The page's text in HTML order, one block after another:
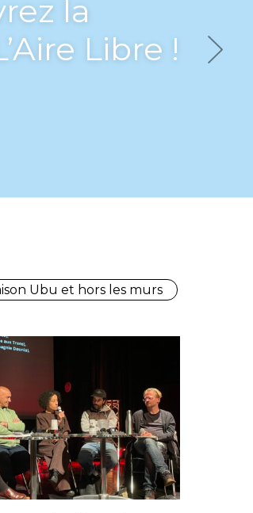
en
Next
Ubu et hors les murs